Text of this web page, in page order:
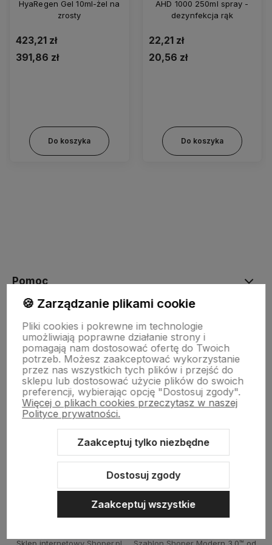
HyaRegen Gel 10ml-żel na
zrosty
423,21 zł
391,86 zł
Do koszyka
AHD 1000 250ml spray -
dezynfekcja rąk
22,21 zł
20,56 zł
Do koszyka
Pomoc
Moje konto
Płatności i dostawa
Informacje
🍪 Zarządzanie plikami cookie
Pliki cookies i pokrewne im technologie
umożliwiają poprawne działanie strony i
pomagają nam dostosować ofertę do Twoich
potrzeb. Możesz zaakceptować wykorzystanie
przez nas wszystkich tych plików i przejść do
sklepu lub dostosować użycie plików do swoich
preferencji, wybierając opcję "Dostosuj zgody".
Więcej o plikach cookies przeczytasz w naszej
Polityce prywatności.
Zaakceptuj tylko niezbędne
Dostosuj zgody
Zaakceptuj wszystkie